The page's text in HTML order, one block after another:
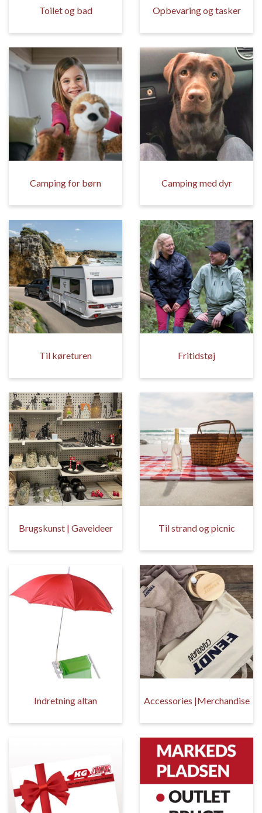
Toilet og bad Opbevaring og tasker
Camping for børn Camping med dyr
Til køreturen Fritidstøj
Brugskunst | Gaveideer Til strand og picnic
Indretning altan Accessories |Merchandise